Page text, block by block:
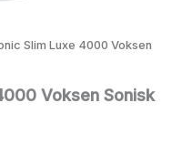
Slim Luxe 4000 Voksen
Voksen Sonisk